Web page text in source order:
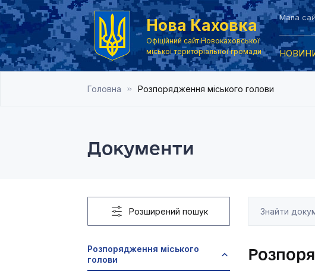
Нова Каховка
Офіційний сайт Новокаховської
міської територіальної громади
Мапа
Головна Розпорядження міського голови
Документи
Розширений пошук
Розпорядження міського
голови